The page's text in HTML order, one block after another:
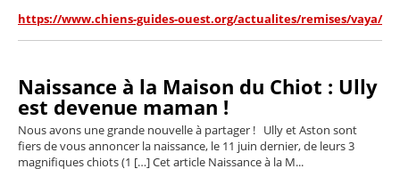
https://www.chiens-guides-ouest.org/actualites/remises/vaya/
Naissance à la Maison du Chiot : Ully
est devenue maman !
Nous avons une grande nouvelle à partager ! Ully et Aston sont
fiers de vous annoncer la naissance, le 11 juin dernier, de leurs 3
magnifiques chiots (1 […] Cet article Naissance à la M...